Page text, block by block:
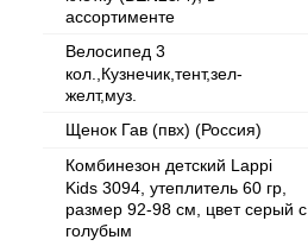
ассортименте
Велосипед 3
кол.,Кузнечик,тент,зел-
желт,муз.
Щенок Гав (пвх) (Россия)
Комбинезон детский Lappi
Kids 3094, утеплитель 60 гр,
размер 92-98 см, цвет серый с
голубым